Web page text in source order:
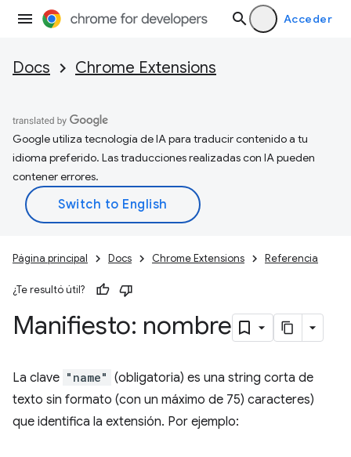
Acceder
Docs Chrome Extensions
Google utiliza tecnología de IA para traducir contenido a tu
idioma preferido. Las traducciones realizadas con IA pueden
contener errores.
Página principal Docs Chrome Extensions Referencia
¿Te resultó útil?
Manifiesto: nombre
La clave "name" (obligatoria) es una string corta de
texto sin formato (con un máximo de 75) caracteres)
que identifica la extensión. Por ejemplo: